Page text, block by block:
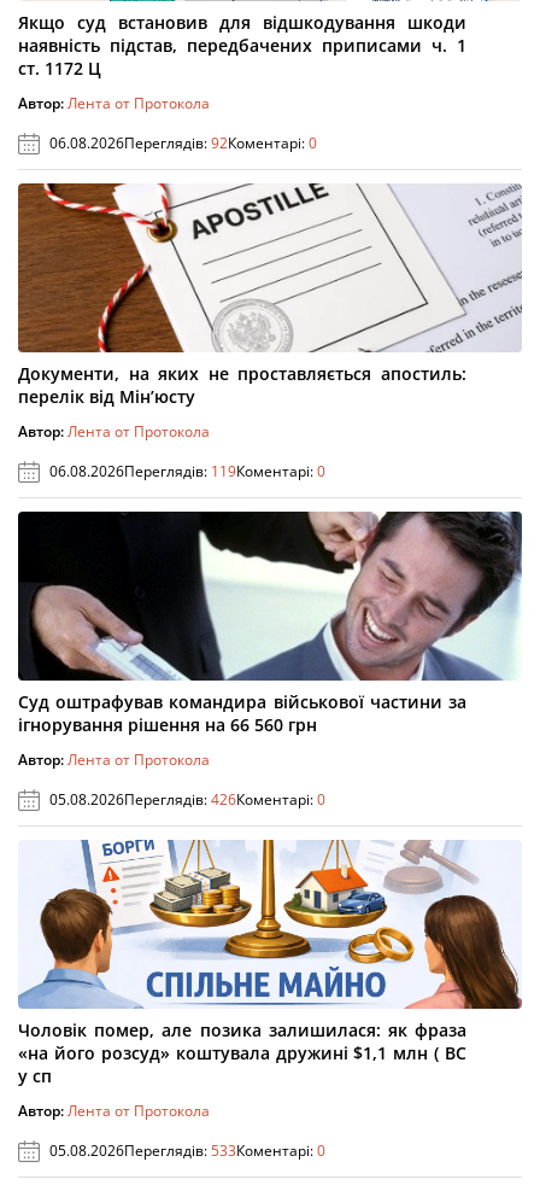
Якщо суд встановив для відшкодування шкоди
наявність підстав, передбачених приписами ч. 1
ст. 1172 Ц
Автор:Лента от Протокола
06.08.2026Переглядів:92Коментарі:0
Документи, на яких не проставляється апостиль:
перелік від Мін’юсту
Автор:Лента от Протокола
06.08.2026Переглядів: 119Коментарі:0
Суд оштрафував командира військової частини за
ігнорування рішення на 66 560 грн
Автор:Лента от Протокола
05.08.2026Переглядів:426Коментарі:0
Чоловік помер, але позика залишилася: як фраза
«на його розсуд» коштувала дружині $1,1 млн ( ВС
у сп
Автор:Лента от Протокола
05.08.2026Переглядів:533Коментарі:0